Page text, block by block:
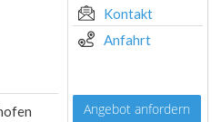
Kontakt
Anfahrt
Angebot anfordern